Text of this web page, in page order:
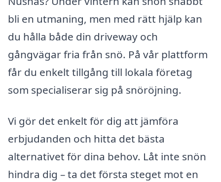
bli en utmaning, men med rätt hjälp kan
du hålla både din driveway och
gångvägar fria från snö. På vår plattform
får du enkelt tillgång till lokala företag
som specialiserar sig på snöröjning.
Vi gör det enkelt för dig att jämföra
erbjudanden och hitta det bästa
alternativet för dina behov. Låt inte snön
hindra dig – ta det första steget mot en